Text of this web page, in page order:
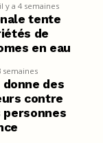
il y a 4 semaines
tente
de
en eau
semaines
donne des
contre
personnes